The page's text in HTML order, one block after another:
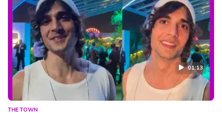
THE TOWN
01:13